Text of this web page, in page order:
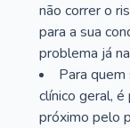
não correr o
para a sua
problema já
Para
clínico geral,
próximo pelo